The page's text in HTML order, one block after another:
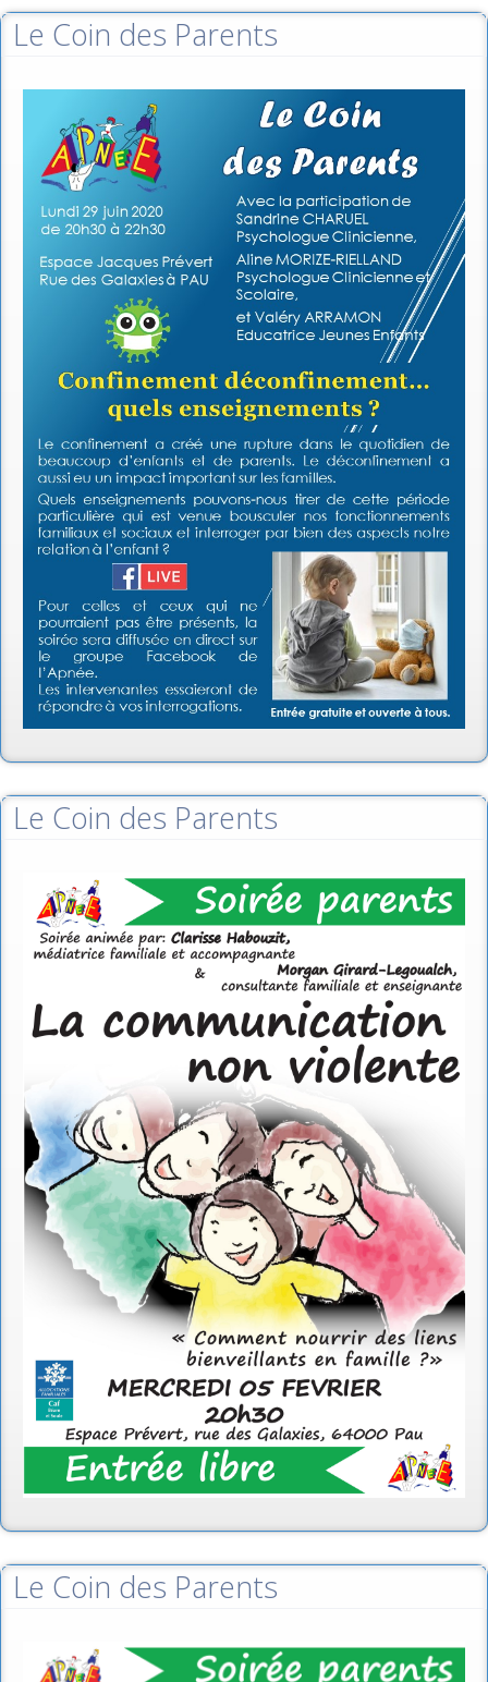
Le Coin des Parents
Le Coin des Parents
Le Coin des Parents